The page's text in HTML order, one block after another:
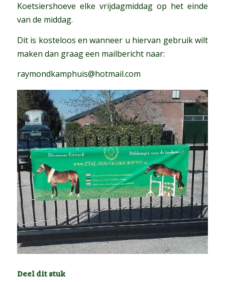
Koetsiershoeve elke vrijdagmiddag op het einde
van de middag.
Dit is kosteloos en wanneer u hiervan gebruik wilt
maken dan graag een mailbericht naar:
raymondkamphuis@hotmail.com
Deel dit stuk